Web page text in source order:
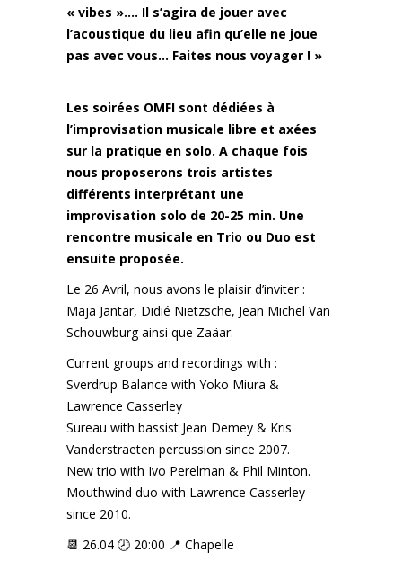
« vibes »…. Il s’agira de jouer avec
l’acoustique du lieu afin qu’elle ne joue
pas avec vous… Faites nous voyager ! »
Les soirées OMFI sont dédiées à
l’improvisation musicale libre et axées
sur la pratique en solo. A chaque fois
nous proposerons trois artistes
différents interprétant une
improvisation solo de 20-25 min. Une
rencontre musicale en Trio ou Duo est
ensuite proposée.
Le 26 Avril, nous avons le plaisir d’inviter :
Maja Jantar, Didié Nietzsche, Jean Michel Van
Schouwburg ainsi que Zaäar.
Current groups and recordings with :
Sverdrup Balance with Yoko Miura &
Lawrence Casserley
Sureau with bassist Jean Demey & Kris
Vanderstraeten percussion since 2007.
New trio with Ivo Perelman & Phil Minton.
Mouthwind duo with Lawrence Casserley
since 2010.
📆 26.04 🕗 20:00 📍 Chapelle